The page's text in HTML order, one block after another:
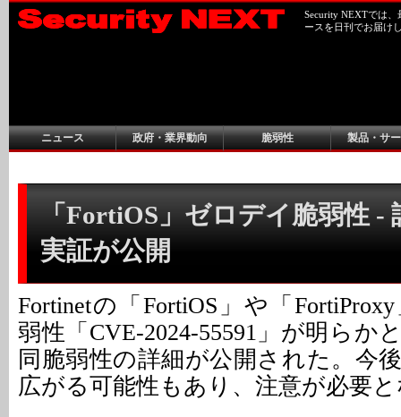
Security NEXTでは
ースを日刊でお届け
ニュース 政府・業界動向 脆弱性 製品・サ
「FortiOS」ゼロデイ脆弱性 -
実証が公開
Fortinetの「FortiOS」や「
弱性「CVE-2024-55591」が明らか
同脆弱性の詳細が公開された。今
広がる可能性もあり、注意が必要